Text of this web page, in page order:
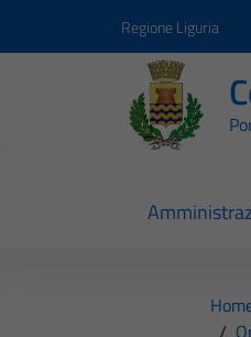
Regione Liguria
/